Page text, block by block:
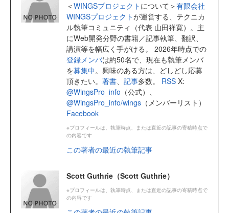
＜WINGSプロジェクト について＞有限会社
WINGSプロジェクトが運営する、テクニカ
ル執筆コミュニティ（代表 山田祥寛）。主
にWeb開発分野の書籍／記事執筆、翻訳、
講演等を幅広く手がける。 2026年時点での
登録メンバは約50名で、現在も執筆メンバ
を募集中。興味のある方は、どしどし応募
頂きたい。 著書、 記事多数。 RSS X:
@WingsPro_info （公式）、
@WingsPro_info/wings （メンバーリスト）
Facebook
※プロフィールは、執筆時点、または直近の記事の寄稿時点で
の内容です
この著者の最近の執筆記事
Scott Guthrie（Scott Guthrie）
※プロフィールは、執筆時点、または直近の記事の寄稿時点で
の内容です